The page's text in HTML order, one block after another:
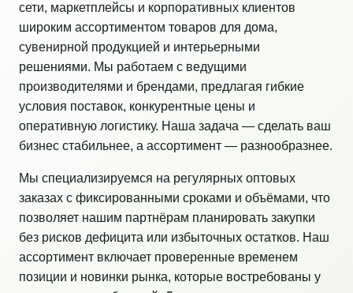
сети, маркетплейсы и корпоративных клиентов
широким ассортиментом товаров для дома,
сувенирной продукцией и интерьерными
решениями. Мы работаем с ведущими
производителями и брендами, предлагая гибкие
условия поставок, конкурентные цены и
оперативную логистику. Наша задача — сделать ваш
бизнес стабильнее, а ассортимент — разнообразнее.
Мы специализируемся на регулярных оптовых
заказах с фиксированными сроками и объёмами, что
позволяет нашим партнёрам планировать закупки
без рисков дефицита или избыточных остатков. Наш
ассортимент включает проверенные временем
позиции и новинки рынка, которые востребованы у